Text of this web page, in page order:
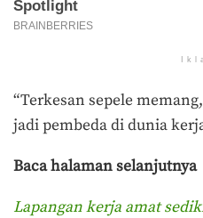
“Terkesan sepele
jadi pembeda di dunia
Baca halaman selanjutnya
Lapangan kerja amat